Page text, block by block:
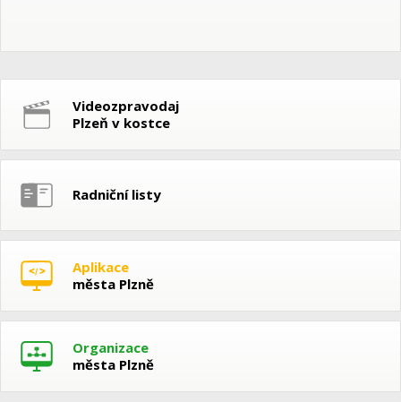
Videozpravodaj
Plzeň v kostce
Radniční listy
Aplikace
města Plzně
Organizace
města Plzně